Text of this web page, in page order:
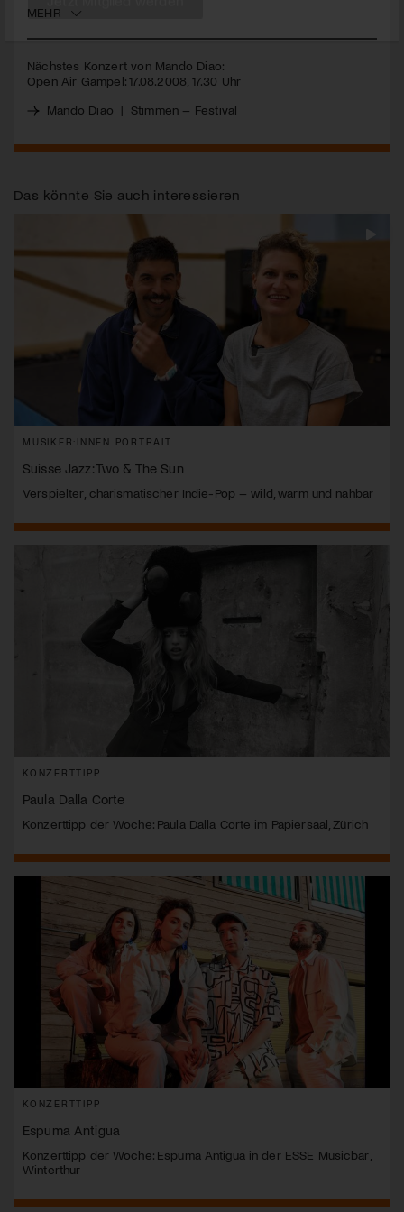
MEHR
Nächstes Konzert von Mando Diao:
Open Air Gampel: 17.08.2008, 17.30 Uhr
Mando Diao | Stimmen – Festival
Das könnte Sie auch interessieren
MUSIKER:INNEN PORTRAIT
Suisse Jazz: Two & The Sun
Verspielter, charismatischer Indie-Pop – wild, warm und nahbar
KONZERTTIPP
Paula Dalla Corte
Konzerttipp der Woche: Paula Dalla Corte im Papiersaal, Zürich
KONZERTTIPP
Espuma Antigua
Konzerttipp der Woche: Espuma Antigua in der ESSE Musicbar,
Winterthur
Jetzt Mitglied werden